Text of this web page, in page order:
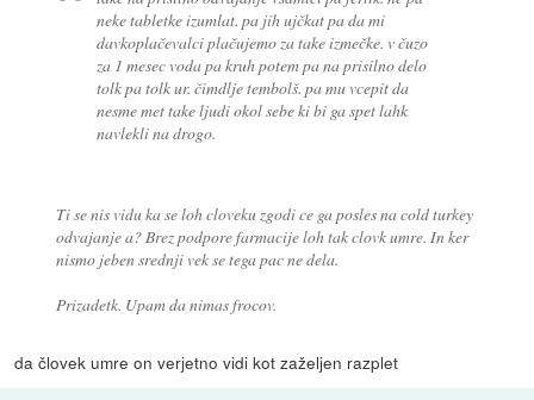
neke tabletke izumlat. pa jih ujčkat pa da mi
davkoplačevalci plačujemo za take izmečke. v čuzo
za 1 mesec voda pa kruh potem pa na prisilno delo
tolk pa tolk ur. čimdlje tembolš. pa mu vcepit da
nesme met take ljudi okol sebe ki bi ga spet lahk
navlekli na drogo.
Ti se nis vidu ka se loh cloveku zgodi ce ga posles na cold turkey
odvajanje a? Brez podpore farmacije loh tak clovk umre. In ker
nismo jeben srednji vek se tega pac ne dela.
Prizadetk. Upam da nimas frocov.
da človek umre on verjetno vidi kot zaželjen razplet